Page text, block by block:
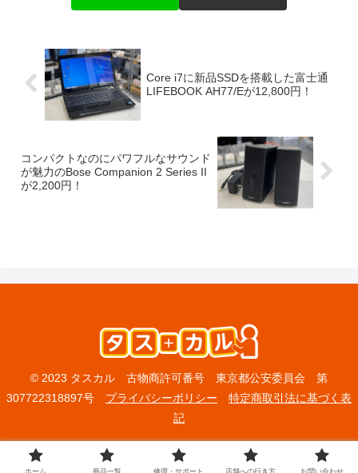
Core i7に新品SSDを搭載した富士通
LIFEBOOK AH77/Eが12,800円！
コンパクトなのにパワフルなサウンド
が魅力のBose Companion 2 Series II
が2,200円！
© 2023 タスカル 古物商許可番号 東京都公安委員会 第
307722318897号 プライバシーポリシー
特定商取引法に基づく表
記
ホーム 商品一覧 修理・サポート 店舗への行き方 お問い合わせ